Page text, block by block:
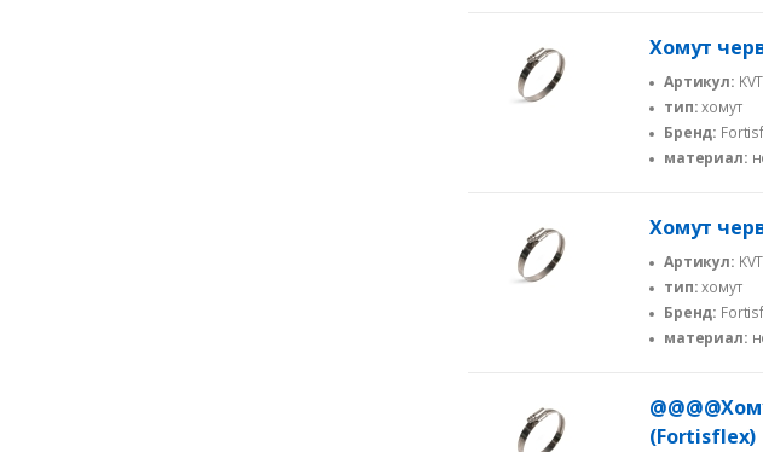
Хомут
Артикул:
тип:хомут
Бренд:
материал:
Хомут
Артикул:
тип:хомут
Бренд:
материал:
(Fortisflex)